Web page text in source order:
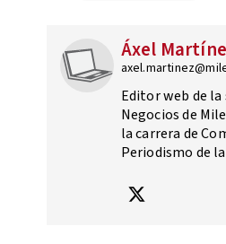
Áxel
Editor web de la
Negocios de
la carrera de
Periodismo de